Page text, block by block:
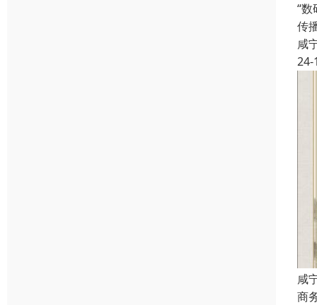
“
传
咸
24-
咸
商